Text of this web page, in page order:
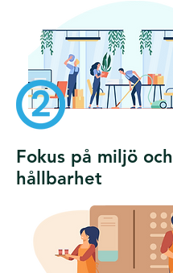
Fokus på miljö och
hållbarhet